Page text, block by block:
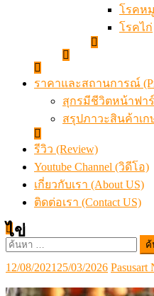
โรคหมู
โรคไก่
ราคาและสถานการณ์
สุกรมีชีวิตหน้าฟา
สรุปภาวะสินค้าเ
รีวิว (Review)
Youtube Channel (วิดีโอ)
เกี่ยวกับเรา (About US)
ติดต่อเรา (Contact US)
ค้นหา
สำหรับ:
ไข่
Posted
on
12/08/2021 25/03/2026 Author
Pasusart